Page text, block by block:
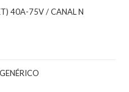
40A-75V / CANAL N